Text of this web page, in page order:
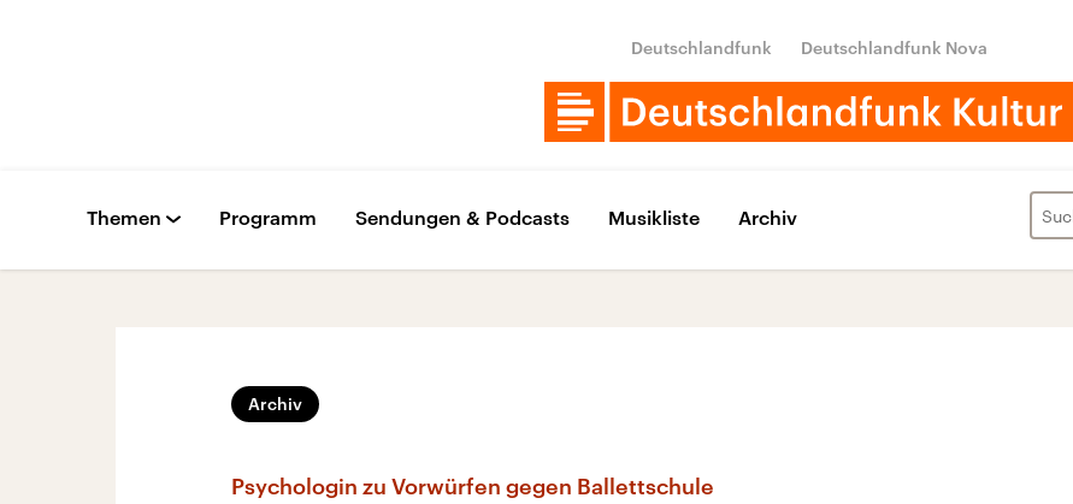
Deutschlandfunk Deutschlandfunk Nova
Themen Programm Sendungen & Podcasts Musikliste Archiv
Archiv
Psychologin zu Vorwürfen gegen Ballettschule